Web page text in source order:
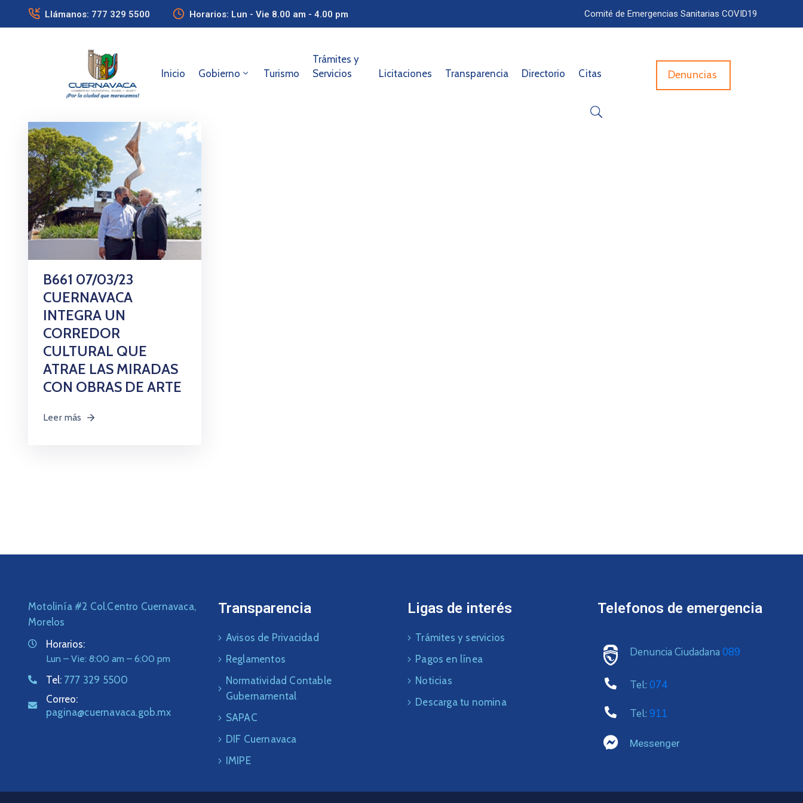
Llámanos: 777 329 5500 Horarios: Lun - Vie 8.00 am - 4.00 pm Comité de Emergencias Sanitarias COVID19
Inicio Gobierno Turismo
Trámites y
Servicios
Licitaciones Transparencia Directorio Citas Denuncias
B661 07/03/23
CUERNAVACA
INTEGRA UN
CORREDOR
CULTURAL QUE
ATRAE LAS MIRADAS
CON OBRAS DE ARTE
Leer más
Motolinía #2 Col.Centro Cuernavaca,
Morelos
Horarios:
Lun – Vie: 8:00 am – 6:00 pm
Tel: 777 329 5500
Correo:
pagina@cuernavaca.gob.mx
Transparencia
Avisos de Privacidad
Reglamentos
Normatividad Contable
Gubernamental
SAPAC
DIF Cuernavaca
IMIPE
Ligas de interés
Trámites y servicios
Pagos en línea
Noticias
Descarga tu nomina
Telefonos de emergencia
Denuncia Ciudadana 089
Tel: 074
Tel: 911
Messenger